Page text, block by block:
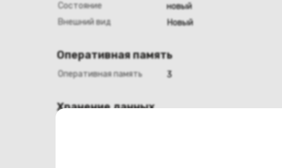
Состояние
новый
Внешний вид
Новый
Оперативная память
Оперативная память 3
Хранение данных